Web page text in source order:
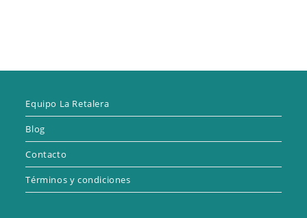
Equipo La Retalera
Blog
Contacto
Términos y condiciones